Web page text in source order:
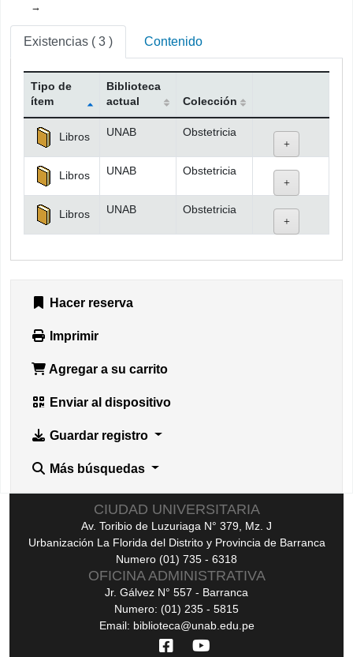
Existencias ( 3 ) Contenido
Existencias
Tipo de
ítem
Biblioteca
actual
Colección
Libros UNAB Obstetricia
Libros UNAB Obstetricia
Libros UNAB Obstetricia
Hacer reserva
Imprimir
Agregar a su carrito
Enviar al dispositivo
Guardar registro
Más búsquedas
CIUDAD UNIVERSITARIA
Av. Toribio de Luzuriaga N° 379, Mz. J
Urbanización La Florida del Distrito y Provincia de Barranca
Numero (01) 735 - 6318
OFICINA ADMINISTRATIVA
Jr. Gálvez N° 557 - Barranca
Numero: (01) 235 - 5815
Email: biblioteca@unab.edu.pe